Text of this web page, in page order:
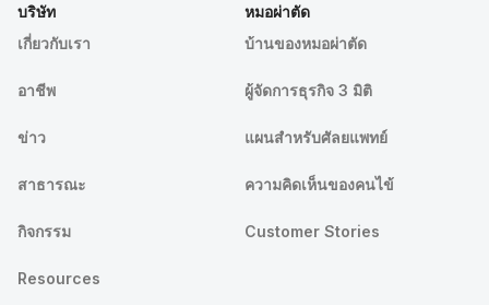
บริษัท
เกี่ยวกับเรา
อาชีพ
ข่าว
สาธารณะ
กิจกรรม
Resources
หมอผ่าตัด
บ้านของหมอผ่าตัด
ผู้จัดการธุรกิจ 3 มิติ
แผนสำหรับศัลยแพทย์
ความคิดเห็นของคนไข้
Customer Stories